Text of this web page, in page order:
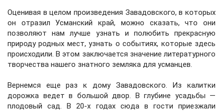
Оценивая в целом произведения Завадовского, в которых
он отразил Усманский край, можно сказать, что они
позволяют нам лучше узнать и полюбить прекрасную
природу родных мест, узнать о событиях, которые здесь
происходили. В этом заключается значение литературного
творчества нашего знатного земляка для усманцев.
Вернемся еще раз к дому Завадовского. Из калитки
дорожка ведет в большой двор. В глубине усадьбы —
плодовый сад. В 20-х годах сюда в гости приезжали